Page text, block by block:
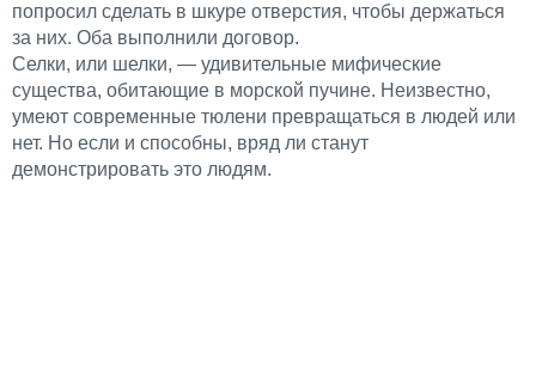
попросил сделать в шкуре отверстия, чтобы держаться
за них. Оба выполнили договор.
Селки, или шелки, — удивительные мифические
существа, обитающие в морской пучине. Неизвестно,
умеют современные тюлени превращаться в людей или
нет. Но если и способны, вряд ли станут
демонстрировать это людям.